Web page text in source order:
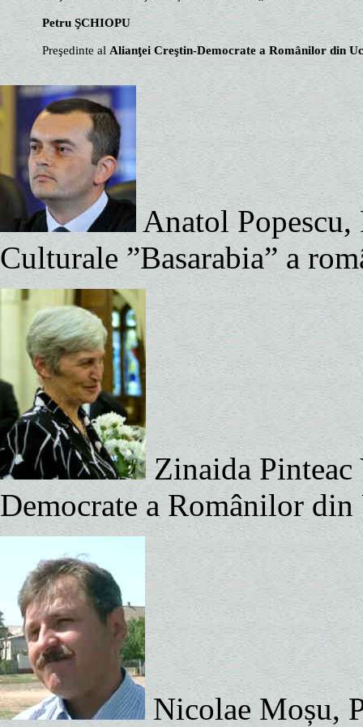
Petru ŞCHIOPU
Preşedinte al Alianţei Creştin-Democrate a Românilor din
Anatol
Culturale ”Basarabia” a
Zinaida
Democrate a Românilor
Nicolae Moșu,